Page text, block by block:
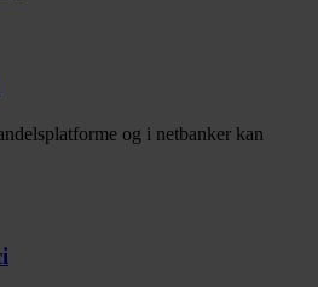
og i netbanker kan